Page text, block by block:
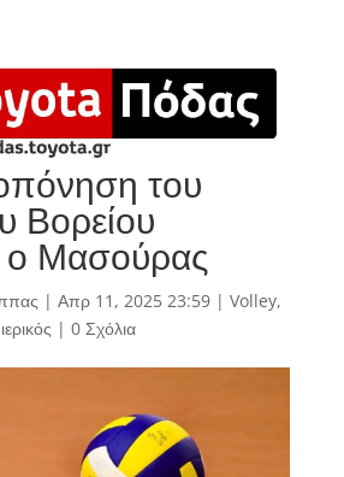
του
Βορείου
ο Μασούρας
| Απρ 11, 2025 23:59| Volley,
| 0 Σχόλια